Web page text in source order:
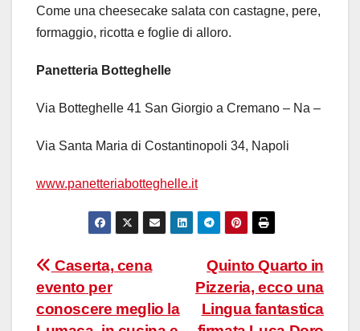
Come una cheesecake salata con castagne, pere,
formaggio, ricotta e foglie di alloro.
Panetteria Botteghelle
Via Botteghelle 41 San Giorgio a Cremano – Na –
Via Santa Maria di Costantinopoli 34, Napoli
www.panetteriabotteghelle.it
Navigazione
articoli
Quinto Quarto in
Pizzeria, ecco una
Lingua fantastica
Caserta, cena
evento per
conoscere meglio la